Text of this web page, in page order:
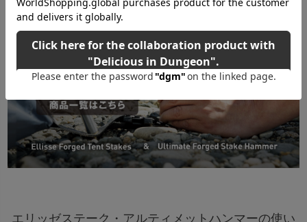
エリッゼステーク・アルティメットハンマーの使い